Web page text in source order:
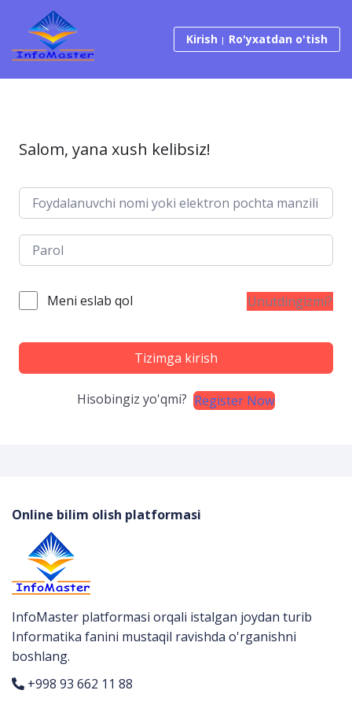
Tarkibga o‘tish
Kirish Ro'yxatdan o'tish
Salom, yana xush kelibsiz!
Meni eslab qol Unutdingizmi?
Tizimga kirish
Hisobingiz yo'qmi? Register Now
Online bilim olish platformasi
InfoMaster platformasi orqali istalgan joydan turib
Informatika fanini mustaqil ravishda o'rganishni
boshlang.
+998 93 662 11 88